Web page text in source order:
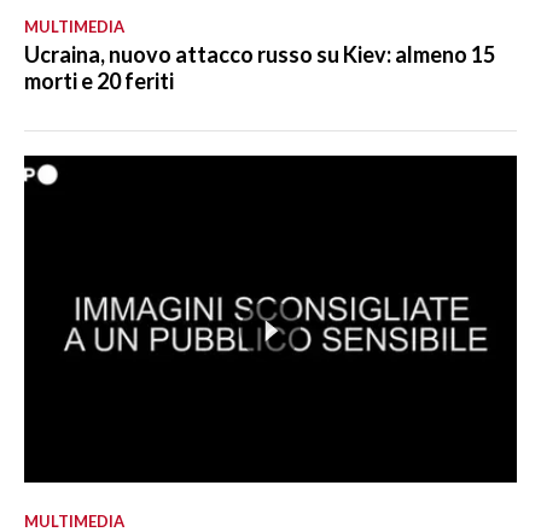
MULTIMEDIA
Ucraina, nuovo attacco russo su Kiev: almeno 15
morti e 20 feriti
MULTIMEDIA